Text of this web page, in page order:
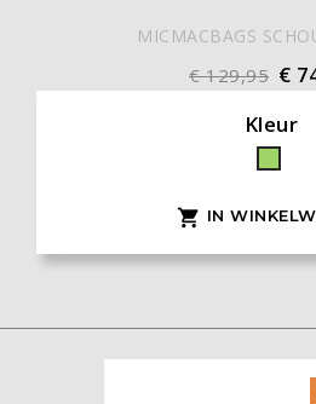
MICMACBAGS
€ 129,95 €
Kleur
 IN